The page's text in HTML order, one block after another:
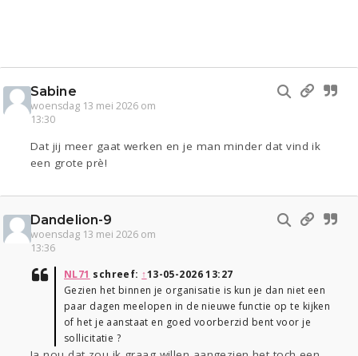
Sabine
woensdag 13 mei 2026 om
13:30
Dat jij meer gaat werken en je man minder dat vind ik
een grote prè!
Dandelion-9
woensdag 13 mei 2026 om
13:36
NL71 schreef: ↑13-05-2026 13:27
Gezien het binnen je organisatie is kun je dan niet een
paar dagen meelopen in de nieuwe functie op te kijken
of het je aanstaat en goed voorberzid bent voor je
sollicitatie ?